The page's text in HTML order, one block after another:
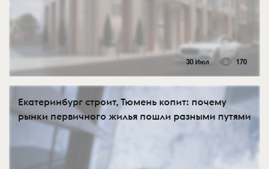
30 Июл 170
Екатеринбург строит, Тюмень копит: почему
рынки первичного жилья пошли разными путями